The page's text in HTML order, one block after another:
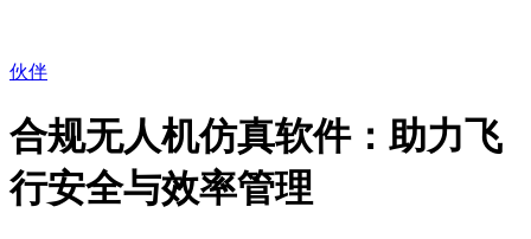
伙伴
合规无人机仿真软件：助力飞
行安全与效率管理